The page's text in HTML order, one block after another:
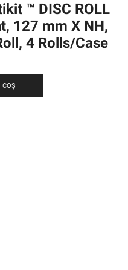
™ DISC ROLL
127 mm X NH,
4 Rolls/Case
COȘ